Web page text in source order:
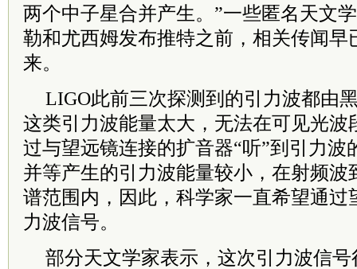
两个中子星合并产生。”一些匿名天文
勒和尤西姆发布推特之前，相关传闻早
来。
LIGO此前三次探测到的引力波都由
这类引力波能量太大，无法在可见光波
过与望远镜连接的扩音器“听”到引力波
并等产生的引力波能量较小，在射频波
谱范围内，因此，科学家一直希望通过
力波信号。
部分天文学家表示，这次引力波信